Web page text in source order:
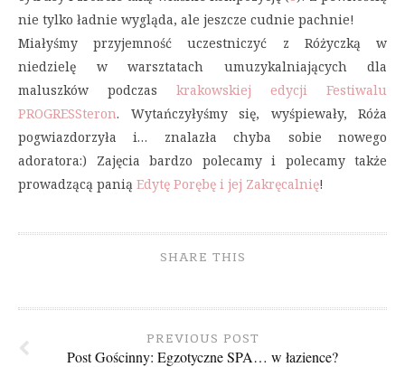
nie tylko ładnie wygląda, ale jeszcze cudnie pachnie!
Miałyśmy przyjemność uczestniczyć z Różyczką w
niedzielę w warsztatach umuzykalniających dla
maluszków podczas krakowskiej edycji Festiwalu
PROGRESSteron. Wytańczyłyśmy się, wyśpiewały, Róża
pogwiazdorzyła i… znalazła chyba sobie nowego
adoratora:) Zajęcia bardzo polecamy i polecamy także
prowadzącą panią Edytę Porębę i jej Zakręcalnię!
SHARE THIS
PREVIOUS POST
Post Gościnny: Egzotyczne SPA… w łazience?